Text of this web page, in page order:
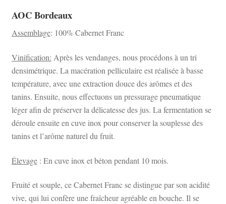
AOC Bordeaux
Assemblage: 100% Cabernet Franc
Vinification: Après les vendanges, nous procédons à un tri
densimétrique. La macération pelliculaire est réalisée à basse
température, avec une extraction douce des arômes et des
tanins. Ensuite, nous effectuons un pressurage pneumatique
léger afin de préserver la délicatesse des jus. La fermentation se
déroule ensuite en cuve inox pour conserver la souplesse des
tanins et l’arôme naturel du fruit.
Élevage: En cuve inox et béton pendant 10 mois.
Fruité et souple, ce Cabernet Franc se distingue par son acidité
vive, qui lui confère une fraîcheur agréable en bouche. Il se